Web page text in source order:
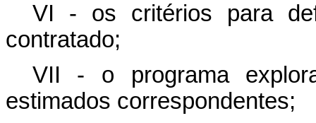
VI - os critérios para
contratado;
VII - o programa
estimados correspondentes;